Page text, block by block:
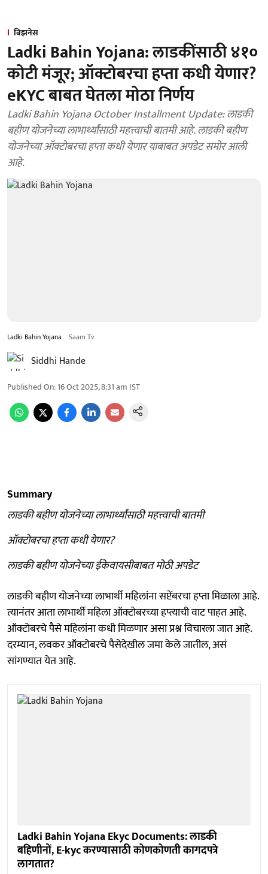
बिझनेस
Ladki Bahin Yojana: लाडकींसाठी ४१०
कोटी मंजूर; ऑक्टोबरचा हप्ता कधी येणार?
eKYC बाबत घेतला मोठा निर्णय
Ladki Bahin Yojana October Installment Update: लाडकी
बहीण योजनेच्या लाभार्थ्यांसाठी महत्त्वाची बातमी आहे. लाडकी बहीण
योजनेच्या ऑक्टोबरचा हप्ता कधी येणार याबाबत अपडेट समोर आली
आहे.
Ladki Bahin Yojana Saam Tv
Siddhi Hande
Published On:16 Oct 2025, 8:31 am IST
Summary
लाडकी बहीण योजनेच्या लाभार्थ्यांसाठी महत्त्वाची बातमी
ऑक्टोबरचा हप्ता कधी येणार?
लाडकी बहीण योजनेच्या ईकेवायसीबाबत मोठी अपडेट
लाडकी बहीण योजनेच्या लाभार्थी महिलांना सप्टेंबरचा हप्ता मिळाला आहे.
त्यानंतर आता लाभार्थी महिला ऑक्टोबरच्या हप्त्याची वाट पाहत आहे.
ऑक्टोबरचे पैसे महिलांना कधी मिळणार असा प्रश्न विचारला जात आहे.
दरम्यान, लवकर ऑक्टोबरचे पैसेदेखील जमा केले जातील, असं
सांगण्यात येत आहे.
Ladki Bahin Yojana Ekyc Documents: लाडकी
बहिणीनों, E-kyc करण्यासाठी कोणकोणती कागदपत्रे
लागतात?